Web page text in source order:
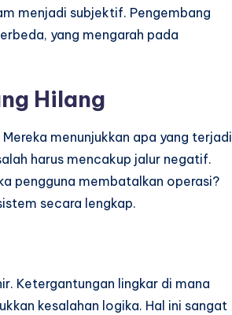
menjadi subjektif. Pengembang
yang mengarah pada
Hilang
menunjukkan apa yang terjadi
harus mencakup jalur negatif.
pengguna membatalkan operasi?
secara lengkap.
Ketergantungan lingkar di mana
kesalahan logika. Hal ini sangat